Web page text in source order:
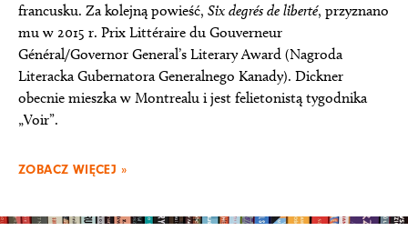
francusku. Za kolejną powieść, Six degrés de liberté, przyznano
mu w 2015 r. Prix Littéraire du Gouverneur
Général/Governor General’s Literary Award (Nagroda
Literacka Gubernatora Generalnego Kanady). Dickner
obecnie mieszka w Montrealu i jest felietonistą tygodnika
„Voir”.
ZOBACZ WIĘCEJ »